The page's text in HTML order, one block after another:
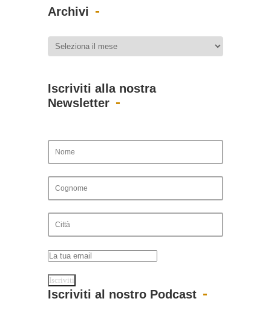
Archivi
Iscriviti alla nostra
Newsletter
Iscriviti al nostro Podcast